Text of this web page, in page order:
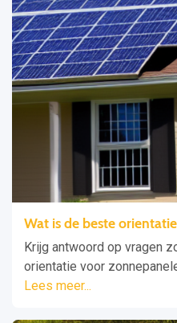
Wat is de beste
Krijg antwoord op vragen
orientatie voor
Lees meer...